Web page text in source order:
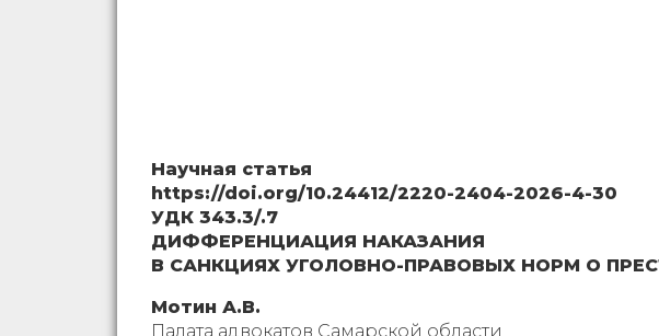
Научная статья
https://doi.org/10.24412/2220-2404-2026-4-30
УДК 343.3/.7
ДИФФЕРЕНЦИАЦИЯ НАКАЗАНИЯ
В САНКЦИЯХ УГОЛОВНО-ПРАВОВЫХ НОРМ О
Мотин А.В.
Палата адвокатов Самарской области